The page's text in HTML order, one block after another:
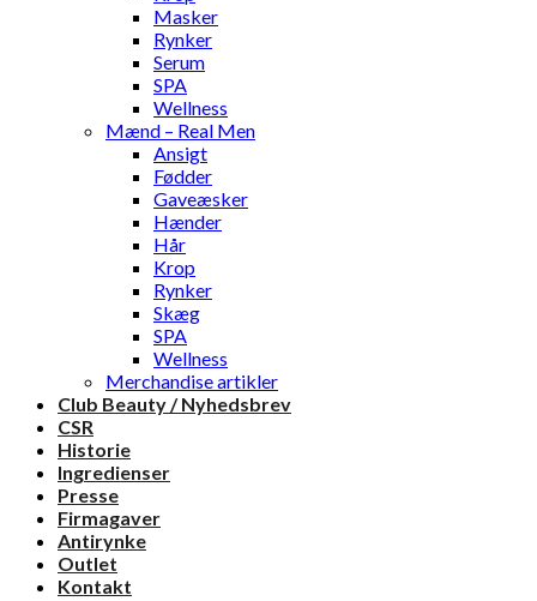
Masker
Rynker
Serum
SPA
Wellness
Mænd – Real Men
Ansigt
Fødder
Gaveæsker
Hænder
Hår
Krop
Rynker
Skæg
SPA
Wellness
Merchandise artikler
Club Beauty / Nyhedsbrev
CSR
Historie
Ingredienser
Presse
Firmagaver
Antirynke
Outlet
Kontakt